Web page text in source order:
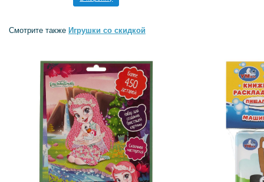
Смотрите также Игрушки со скидкой